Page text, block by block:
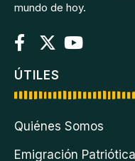
mundo de hoy.
ÚTILES
Quiénes Somos
Emigración Patriótica